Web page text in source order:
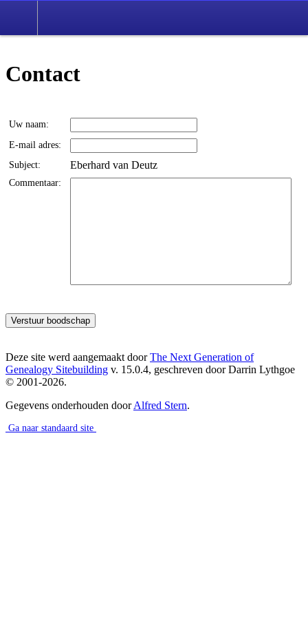
Contact
Uw naam:
E-mail adres:
Subject:
Eberhard van Deutz
Commentaar:
Deze site werd aangemaakt doorThe Next Generation of
Genealogy Sitebuilding v. 15.0.4, geschreven door Darrin Lythgoe
© 2001-2026.
Gegevens onderhouden doorAlfred Stern.
Ga naar standaard site